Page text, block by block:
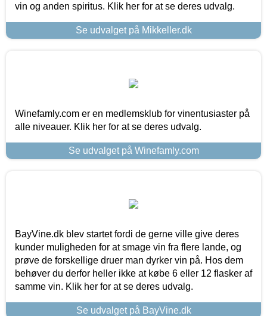
vin og anden spiritus. Klik her for at se deres udvalg.
Se udvalget på Mikkeller.dk
Winefamly.com er en medlemsklub for vinentusiaster på
alle niveauer. Klik her for at se deres udvalg.
Se udvalget på Winefamly.com
BayVine.dk blev startet fordi de gerne ville give deres
kunder muligheden for at smage vin fra flere lande, og
prøve de forskellige druer man dyrker vin på. Hos dem
behøver du derfor heller ikke at købe 6 eller 12 flasker af
samme vin. Klik her for at se deres udvalg.
Se udvalget på BayVine.dk